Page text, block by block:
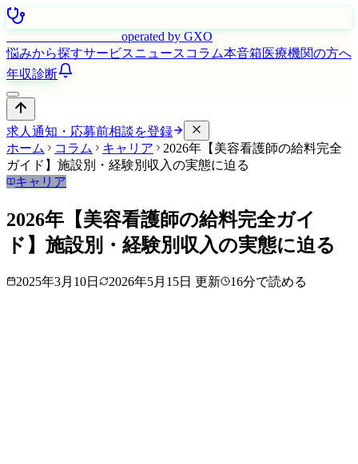
operated by GXO
悩みから探すサービスニュース コラム本音箱医療機関の方へ
年収診断
求人通知・応募前相談を登録
ホーム
コラム キャリア
2026年【美容看護師の給料完全
ガイド】施設別・経験別収入の実態に迫る
キャリア
2026年【美容看護師の給料完全ガイ
ド】施設別・経験別収入の実態に迫る
2025年3月10日 2026年5月15日 更新 16分で読める